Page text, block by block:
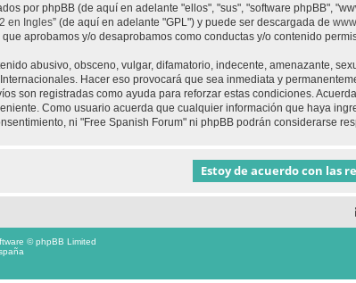
por phpBB (de aquí en adelante "ellos", "sus", "software phpBB",
en Ingles” (de aquí en adelante "GPL") y puede ser descargada de
aprobamos y/o desaprobamos como conductas y/o contenido
abusivo, obsceno, vulgar, difamatorio, indecente, amenazante,
Hacer eso provocará que sea inmediata y
son registradas como ayuda para reforzar estas condiciones.
Como usuario acuerda que cualquier información que haya
ni "Free Spanish Forum" ni phpBB podrán considerarse
© phpBB Limited